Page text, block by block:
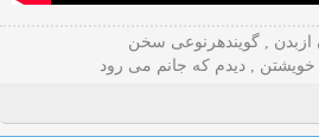
ازبدن , گویندهرنوعی سخن
, دیدم که جانم می رود